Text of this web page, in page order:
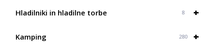
+
Hladilniki in hladilne torbe 8
+
Kamping 280